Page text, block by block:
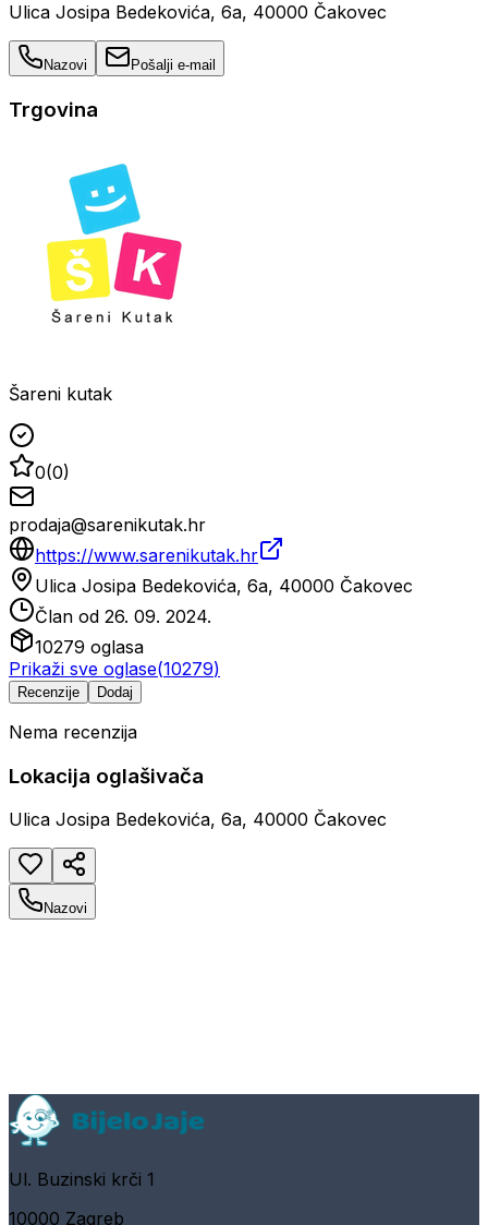
Ulica Josipa Bedekovića, 6a, 40000 Čakovec
Nazovi Pošalji e-mail
Trgovina
Šareni kutak
0(0)
prodaja@sarenikutak.hr
https://www.sarenikutak.hr
Ulica Josipa Bedekovića, 6a, 40000 Čakovec
Član od 26. 09. 2024.
10279 oglasa
Prikaži sve oglase(10279)
Recenzije Dodaj
Nema recenzija
Lokacija oglašivača
Ulica Josipa Bedekovića, 6a, 40000 Čakovec
Nazovi
Ul. Buzinski krči 1
10000 Zagreb